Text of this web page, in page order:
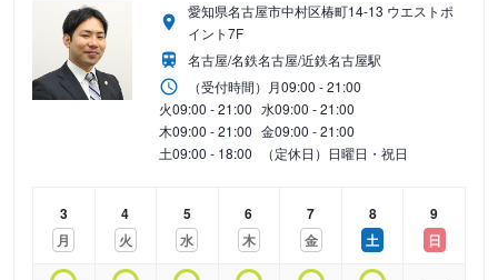
愛知県名古屋市中村区椿町14-13 ウエストポ
イント7F
名古屋/名鉄名古屋/近鉄名古屋駅
（受付時間） 月09:00 - 21:00
火09:00 - 21:00 水09:00 - 21:00
木09:00 - 21:00 金09:00 - 21:00
土09:00 - 18:00 （定休日）日曜日・祝日
3
月
4
火
5
水
6
木
7
金
8
土
9
日